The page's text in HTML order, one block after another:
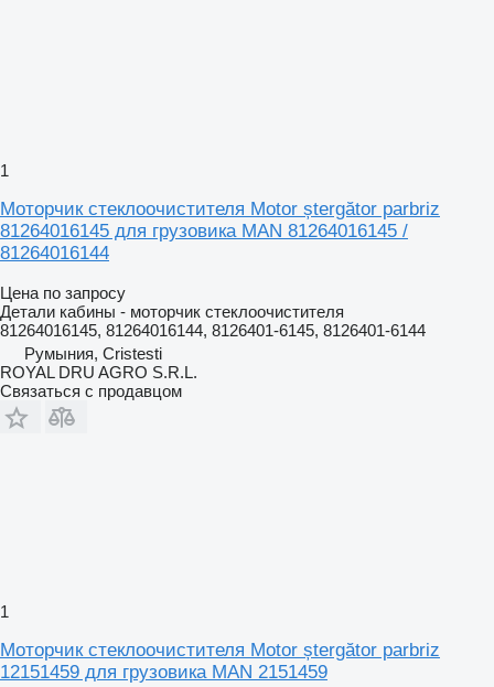
1
Моторчик стеклоочистителя Motor ștergător parbriz
81264016145 для грузовика MAN 81264016145 /
81264016144
Цена по запросу
Детали кабины - моторчик стеклоочистителя
81264016145, 81264016144, 8126401-6145, 8126401-6144
Румыния, Cristesti
ROYAL DRU AGRO S.R.L.
Связаться с продавцом
1
Моторчик стеклоочистителя Motor ștergător parbriz
12151459 для грузовика MAN 2151459